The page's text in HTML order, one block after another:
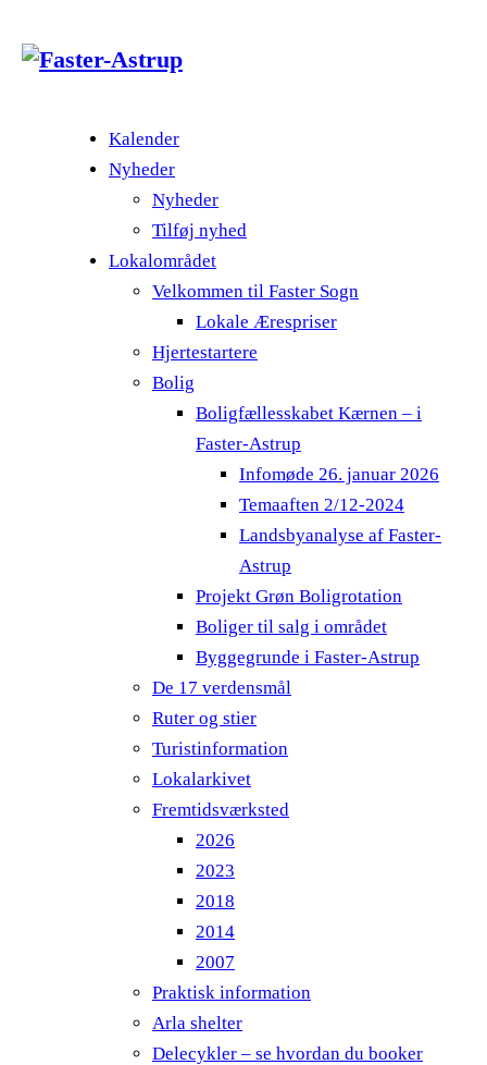
Kalender
Nyheder
Nyheder
Tilføj nyhed
Lokalområdet
Velkommen til Faster Sogn
Lokale Ærespriser
Hjertestartere
Bolig
Boligfællesskabet Kærnen – i
Faster-Astrup
Infomøde 26. januar 2026
Temaaften 2/12-2024
Landsbyanalyse af Faster-
Astrup
Projekt Grøn Boligrotation
Boliger til salg i området
Byggegrunde i Faster-Astrup
De 17 verdensmål
Ruter og stier
Turistinformation
Lokalarkivet
Fremtidsværksted
2026
2023
2018
2014
2007
Praktisk information
Arla shelter
Delecykler – se hvordan du booker